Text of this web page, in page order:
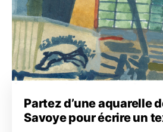
Partez d’une aquarelle
Savoye pour écrire un